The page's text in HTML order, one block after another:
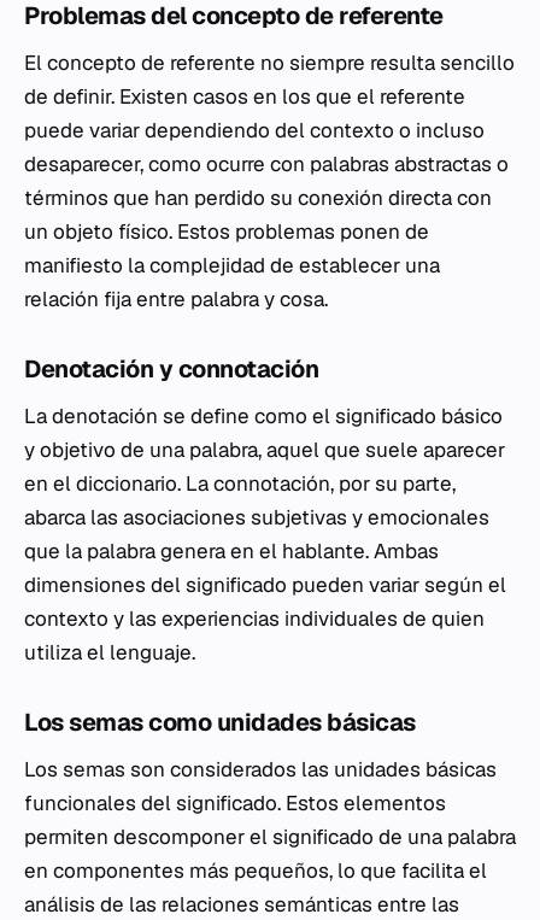
Problemas del concepto de referente
El concepto de referente no siempre resulta sencillo
de definir. Existen casos en los que el referente
puede variar dependiendo del contexto o incluso
desaparecer, como ocurre con palabras abstractas o
términos que han perdido su conexión directa con
un objeto físico. Estos problemas ponen de
manifiesto la complejidad de establecer una
relación fija entre palabra y cosa.
Denotación y connotación
La denotación se define como el significado básico
y objetivo de una palabra, aquel que suele aparecer
en el diccionario. La connotación, por su parte,
abarca las asociaciones subjetivas y emocionales
que la palabra genera en el hablante. Ambas
dimensiones del significado pueden variar según el
contexto y las experiencias individuales de quien
utiliza el lenguaje.
Los semas como unidades básicas
Los semas son considerados las unidades básicas
funcionales del significado. Estos elementos
permiten descomponer el significado de una palabra
en componentes más pequeños, lo que facilita el
análisis de las relaciones semánticas entre las